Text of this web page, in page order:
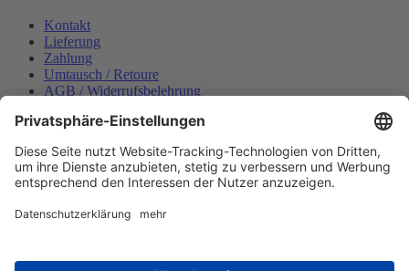
Kontakt
Lieferung
Zahlung
Umtausch / Retoure
AGB / Widerrufsbelehrung
Datenschutzerklärung
Bestellung widerrufen
Mein konto